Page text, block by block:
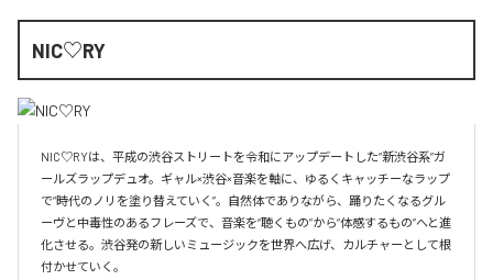
NIC♡RY
NIC♡RYは、平成の渋谷ストリートを令和にアップデートした“新渋谷系”ガ
ールズラップデュオ。ギャル×渋谷×音楽を軸に、ゆるくキャッチーなラップ
で“時代のノリを塗り替えていく”。自然体でありながら、踊りたくなるグル
ーヴと中毒性のあるフレーズで、音楽を“聴くもの”から“体感するもの”へと進
化させる。渋谷発の新しいミュージックを世界へ広げ、カルチャーとして根
付かせていく。